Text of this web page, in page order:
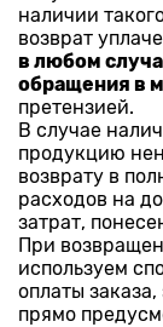
наличии
возврат
в любом
обращения в
претензией.
В случае
продукцию
возврату в
расходов на
затрат,
При
используем
оплаты
прямо